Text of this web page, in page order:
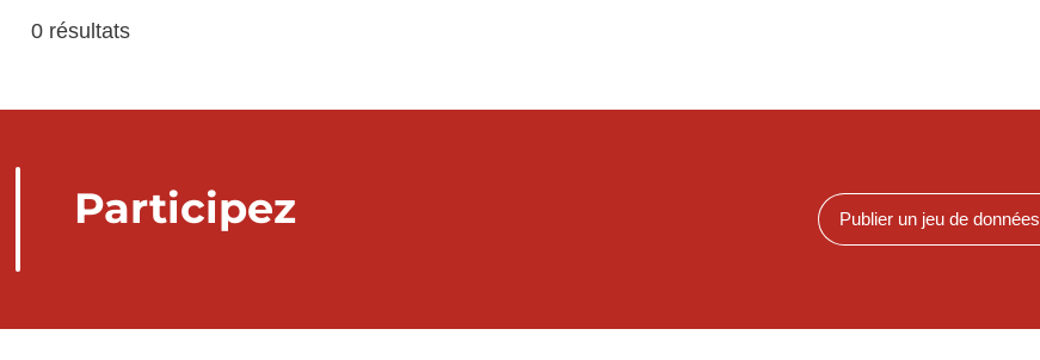
0 résultats
Participez Publier un jeu de données